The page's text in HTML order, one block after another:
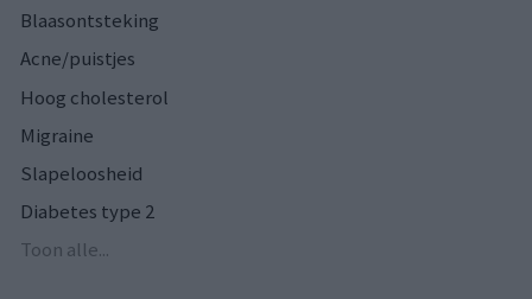
Blaasontsteking
Acne/puistjes
Hoog cholesterol
Migraine
Slapeloosheid
Diabetes type 2
Toon alle...